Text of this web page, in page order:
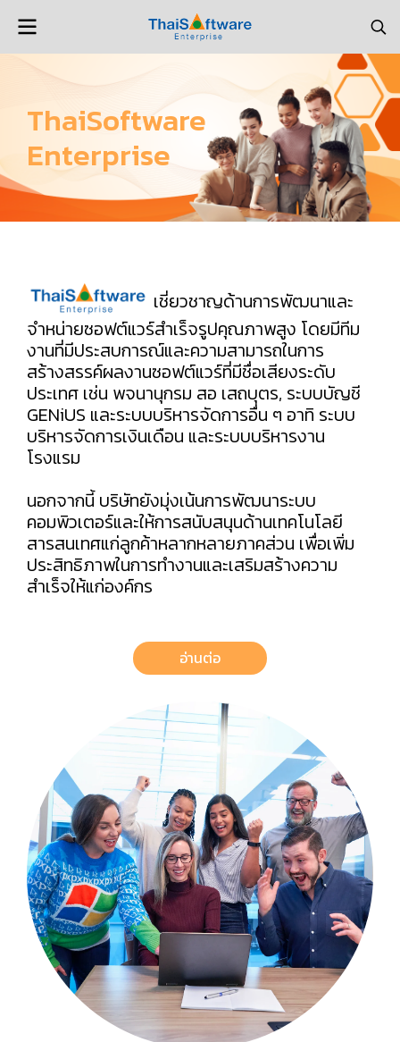
ThaiSoftware
Enterprise
เชี่ยวชาญด้านการพัฒนาและ
จำหน่ายซอฟต์แวร์สำเร็จรูปคุณภาพสูง โดยมีทีม
งานที่มีประสบการณ์และความสามารถในการ
สร้างสรรค์ผลงานซอฟต์แวร์ที่มีชื่อเสียงระดับ
ประเทศ เช่น พจนานุกรม สอ เสถบุตร, ระบบบัญชี
GENiUS และระบบบริหารจัดการอื่น ๆ อาทิ ระบบ
บริหารจัดการเงินเดือน และระบบบริหารงาน
โรงแรม
นอกจากนี้ บริษัทยังมุ่งเน้นการพัฒนาระบบ
คอมพิวเตอร์และให้การสนับสนุนด้านเทคโนโลยี
สารสนเทศแก่ลูกค้าหลากหลายภาคส่วน เพื่อเพิ่ม
ประสิทธิภาพในการทำงานและเสริมสร้างความ
สำเร็จให้แก่องค์กร
อ่านต่อ